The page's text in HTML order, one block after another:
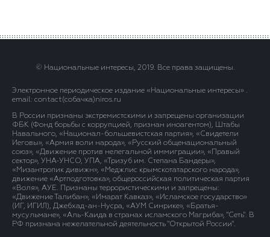
© Национальные интересы, 2019. Все права защищены.
Электронное периодическое издание «Национальные интересы» .
email: contact(сoбaчка)niros.ru
В России признаны экстремистскими и запрещены организации
ФБК (Фонд борьбы с коррупцией, признан иноагентом), Штабы
Навального, «Национал-большевистская партия», «Свидетели
Иеговы», «Армия воли народа», «Русский общенациональный
союз», «Движение против нелегальной иммиграции», «Правый
сектор», УНА-УНСО, УПА, «Тризуб им. Степана Бандеры»,
«Мизантропик дивижн», «Меджлис крымскотатарского народа»,
движение «Артподготовка», общероссийская политическая партия
«Воля», АУЕ. Признаны террористическими и запрещены:
«Движение Талибан», «Имарат Кавказ», «Исламское государство»
(ИГ, ИГИЛ), Джебхад-ан-Нусра, «АУМ Синрике», «Братья-
мусульмане», «Аль-Каида в странах исламского Магриба», "Сеть". В
РФ признана нежелательной деятельность "Открытой России".